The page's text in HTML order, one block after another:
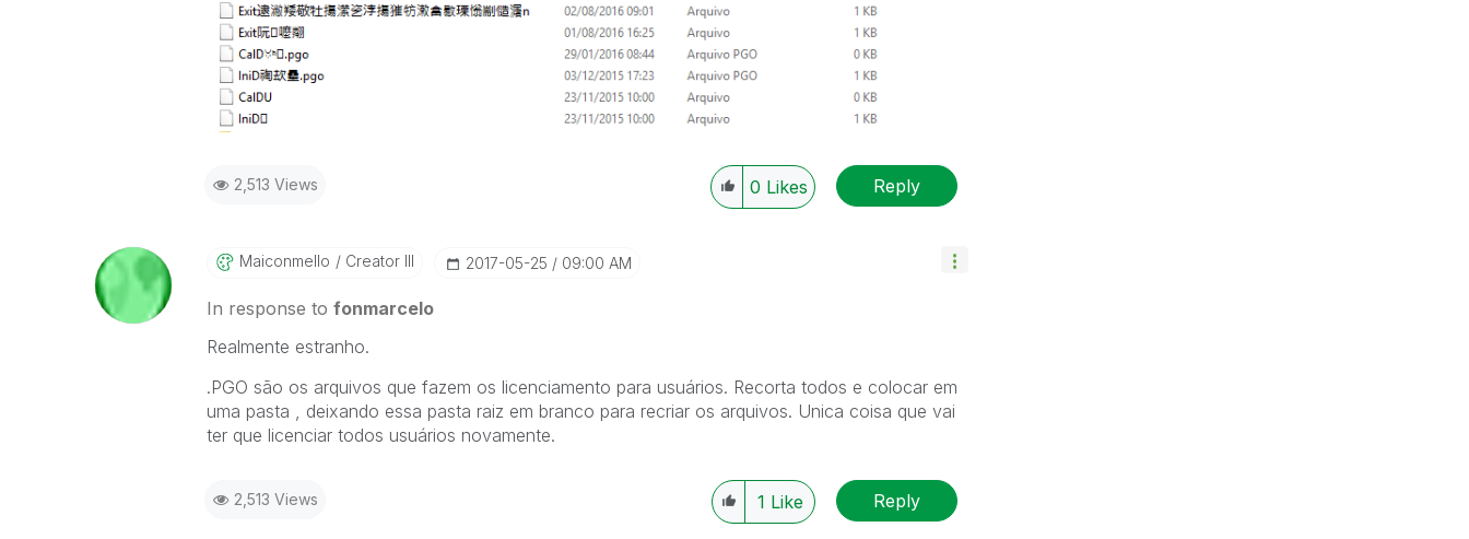
2,513 Views 0 Likes Reply
Maiconmello Creator III ‎2017-05-25 09:00 AM
In response to fonmarcelo
Realmente estranho.
.PGO são os arquivos que fazem os licenciamento para usuários. Recorta todos e colocar em
uma pasta , deixando essa pasta raiz em branco para recriar os arquivos. Unica coisa que vai
ter que licenciar todos usuários novamente.
2,513 Views 1 Like Reply